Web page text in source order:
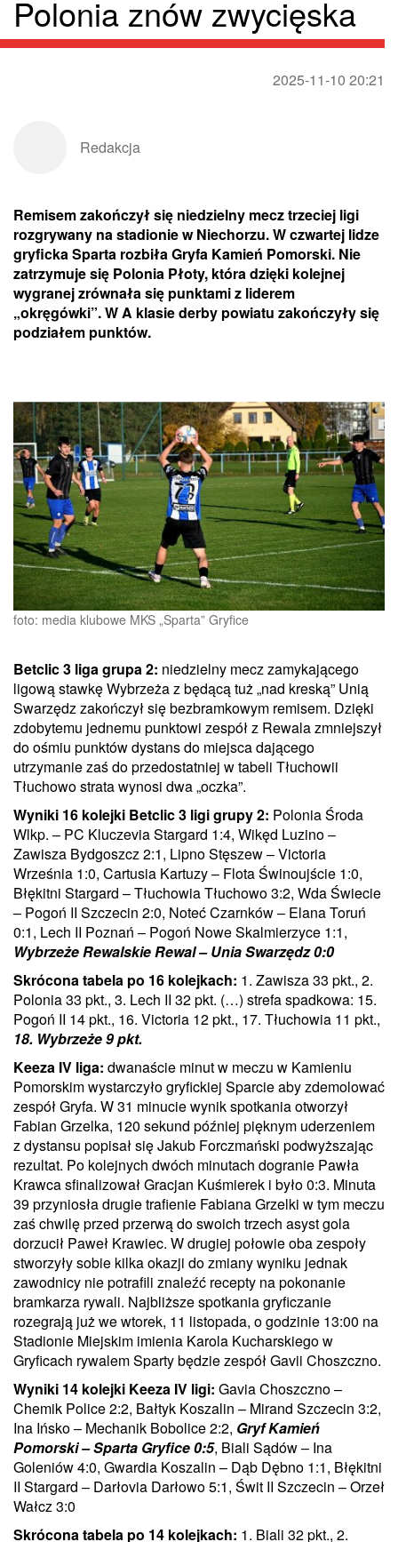
Polonia znów zwycięska
2025-11-10 20:21
Redakcja
Remisem zakończył się niedzielny mecz trzeciej ligi
rozgrywany na stadionie w Niechorzu. W czwartej lidze
gryficka Sparta rozbiła Gryfa Kamień Pomorski. Nie
zatrzymuje się Polonia Płoty, która dzięki kolejnej
wygranej zrównała się punktami z liderem
„okręgówki”. W A klasie derby powiatu zakończyły się
podziałem punktów.
foto: media klubowe MKS „Sparta” Gryfice
Betclic 3 liga grupa 2: niedzielny mecz zamykającego
ligową stawkę Wybrzeża z będącą tuż „nad kreską” Unią
Swarzędz zakończył się bezbramkowym remisem. Dzięki
zdobytemu jednemu punktowi zespół z Rewala zmniejszył
do ośmiu punktów dystans do miejsca dającego
utrzymanie zaś do przedostatniej w tabeli Tłuchowii
Tłuchowo strata wynosi dwa „oczka”.
Wyniki 16 kolejki Betclic 3 ligi grupy 2: Polonia Środa
Wlkp. – PC Kluczevia Stargard 1:4, Wikęd Luzino –
Zawisza Bydgoszcz 2:1, Lipno Stęszew – Victoria
Września 1:0, Cartusia Kartuzy – Flota Świnoujście 1:0,
Błękitni Stargard – Tłuchowia Tłuchowo 3:2, Wda Świecie
– Pogoń II Szczecin 2:0, Noteć Czarnków – Elana Toruń
0:1, Lech II Poznań – Pogoń Nowe Skalmierzyce 1:1,
Wybrzeże Rewalskie Rewal – Unia Swarzędz 0:0
Skrócona tabela po 16 kolejkach: 1. Zawisza 33 pkt., 2.
Polonia 33 pkt., 3. Lech II 32 pkt. (…) strefa spadkowa: 15.
Pogoń II 14 pkt., 16. Victoria 12 pkt., 17. Tłuchowia 11 pkt.,
18. Wybrzeże 9 pkt.
Keeza IV liga: dwanaście minut w meczu w Kamieniu
Pomorskim wystarczyło gryfickiej Sparcie aby zdemolować
zespół Gryfa. W 31 minucie wynik spotkania otworzył
Fabian Grzelka, 120 sekund później pięknym uderzeniem
z dystansu popisał się Jakub Forczmański podwyższając
rezultat. Po kolejnych dwóch minutach dogranie Pawła
Krawca sfinalizował Gracjan Kuśmierek i było 0:3. Minuta
39 przyniosła drugie trafienie Fabiana Grzelki w tym meczu
zaś chwilę przed przerwą do swoich trzech asyst gola
dorzucił Paweł Krawiec. W drugiej połowie oba zespoły
stworzyły sobie kilka okazji do zmiany wyniku jednak
zawodnicy nie potrafili znaleźć recepty na pokonanie
bramkarza rywali. Najbliższe spotkania gryficzanie
rozegrają już we wtorek, 11 listopada, o godzinie 13:00 na
Stadionie Miejskim imienia Karola Kucharskiego w
Gryficach rywalem Sparty będzie zespół Gavii Choszczno.
Wyniki 14 kolejki Keeza IV ligi: Gavia Choszczno –
Chemik Police 2:2, Bałtyk Koszalin – Mirand Szczecin 3:2,
Ina Ińsko – Mechanik Bobolice 2:2, Gryf Kamień
Pomorski – Sparta Gryfice 0:5, Biali Sądów – Ina
Goleniów 4:0, Gwardia Koszalin – Dąb Dębno 1:1, Błękitni
II Stargard – Darłovia Darłowo 5:1, Świt II Szczecin – Orzeł
Wałcz 3:0
Skrócona tabela po 14 kolejkach: 1. Biali 32 pkt., 2.